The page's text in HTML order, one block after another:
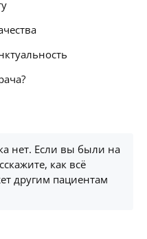
нет. Если вы были на
как всё
другим пациентам